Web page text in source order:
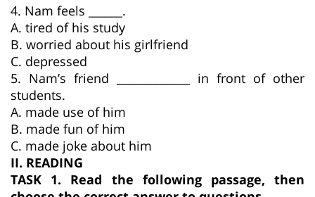
4. Nam feels ______.
A. tired of his study
B. worried about his girlfriend
C. depressed
5. Nam’s friend _____________ in front of other
students.
A. made use of him
B. made fun of him
C. made joke about him
II. READING
TASK 1. Read the following passage, then